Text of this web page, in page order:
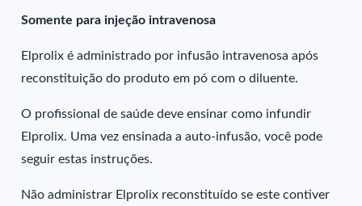
Somente para injeção intravenosa
Elprolix é administrado por infusão intravenosa após
reconstituição do produto em pó com o diluente.
O profissional de saúde deve ensinar como infundir
Elprolix. Uma vez ensinada a auto-infusão, você pode
seguir estas instruções.
Não administrar Elprolix reconstituído se este contiver